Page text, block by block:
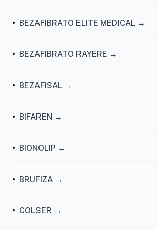
• BEZAFIBRATO ELITE MEDICAL →
• BEZAFIBRATO RAYERE →
• BEZAFISAL →
• BIFAREN →
• BIONOLIP →
• BRUFIZA →
• COLSER →